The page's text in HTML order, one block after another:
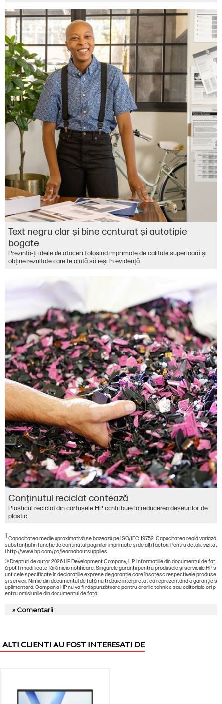
Text negru clar și bine conturat și autotipie
bogate
Prezintă-ți ideile de afaceri folosind imprimate de calitate superioară și
obține rezultate care te ajută să ieși în evidență.
Conţinutul reciclat contează
Plasticul reciclat din cartușele HP contribuie la reducerea deșeurilor de
plastic.
1 Capacitatea medie aproximativă se bazează pe ISO/IEC 19752. Capacitatea reală variază
substanţial în funcţie de conţinutul paginilor imprimate şi de alţi factori. Pentru detalii, vizitaţ
i http://www.hp.com/go/learnaboutsupplies.
© Drepturi de autor 2026 HP Development Company, L.P. Informațiile din documentul de faț
ă pot fi modificate fără nicio notificare. Singurele garanții pentru produsele și serviciile HP s
unt cele specificate în declarațiile exprese de garanție care însoțesc respectivele produse
și servicii. Nimic din documentul de față nu trebuie interpretat ca reprezentând o garanție s
uplimentară. Compania HP nu va fi răspunzătoare pentru erorile tehnice sau editoriale ori p
entru omisiunile din documentul de față.
» Comentarii
ALTI CLIENTI AU FOST INTERESATI DE